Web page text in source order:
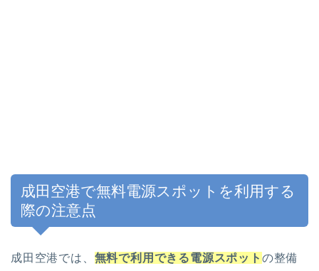
成田空港で無料電源スポットを利用する
際の注意点
成田空港では、 無料で利用できる電源スポット の整備